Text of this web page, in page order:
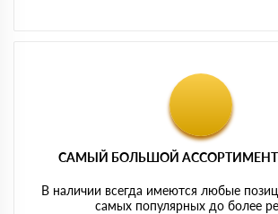
САМЫЙ БОЛЬШОЙ
В наличии всегда имеются любые
самых популярных до более